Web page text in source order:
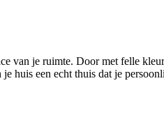
van je ruimte. Door met felle
huis een echt thuis dat je